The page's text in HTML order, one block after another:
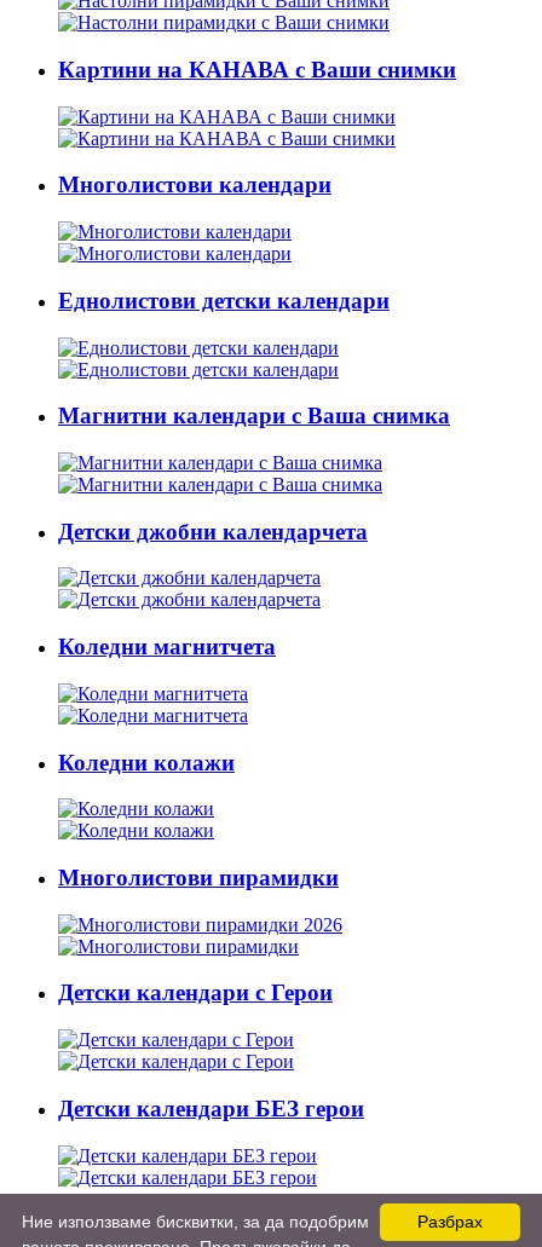
Картини на КАНАВА с Ваши снимки
Многолистови календари
Еднолистови детски календари
Магнитни календари с Ваша снимка
Детски джобни календарчета
Коледни магнитчета
Коледни колажи
Многолистови пирамидки
Детски календари с Герои
Детски календари БЕЗ герои
Detskikalendari.bg 2013-2025 - детски календари 2026
Разбрах
Ние използваме бисквитки, за да подобрим